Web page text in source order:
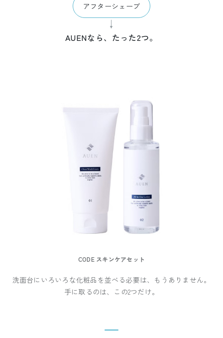
アフターシェーブ
↓
AUENなら、たった2つ。
CODE スキンケアセット
洗面台にいろいろな化粧品を並べる必要は、もうありません。
手に取るのは、この2つだけ。